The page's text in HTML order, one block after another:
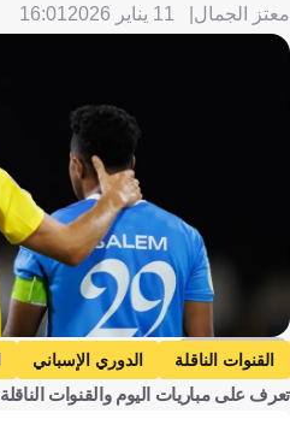
معتز الجمال 11 يناير 2026 16:01
Getty Images
القنوات الناقلة الدوري الإسباني
كأس الاتحاد الإنجليزي
إشبيلية ضدتعرف على مباريات اليوم والقنوات